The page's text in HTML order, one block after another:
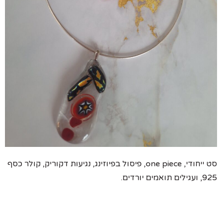
סט ייחודי, one piece, פיסול בפיוזינג, נגיעות דקוריק, קולר כסף
925, ועגילים תואמים יורדים.